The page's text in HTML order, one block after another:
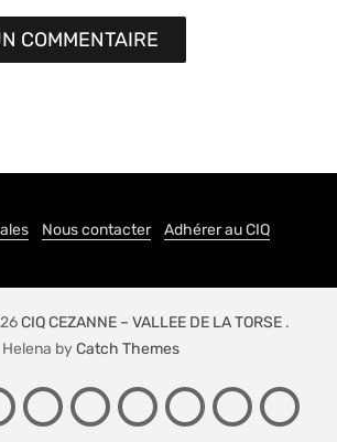
Nous contacter Adhérer au CIQ
CIQ CEZANNE – VALLEE DE LA TORSE.
Helena byCatch Themes
LE
CONTACT
ADHÉSION
NEWSLETTER
LIENS
JE